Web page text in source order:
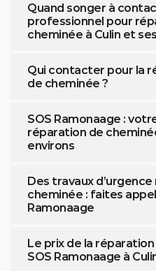
Quand songer à
professionnel pour
cheminée à Culin et
Qui contacter pour la
de cheminée ?
SOS Ramonaage :
réparation de
environs
Des travaux
cheminée : faites appel
Ramonaage
Le prix de la
SOS Ramonaage à